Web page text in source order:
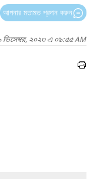
আপনার মতামত প্রদান করুন
ডিসেম্বর, ২০২৩ এ ০৯:৫৫ AM